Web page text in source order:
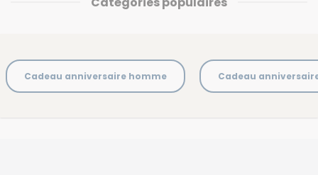
Cadeau anniversaire homme Cadeau